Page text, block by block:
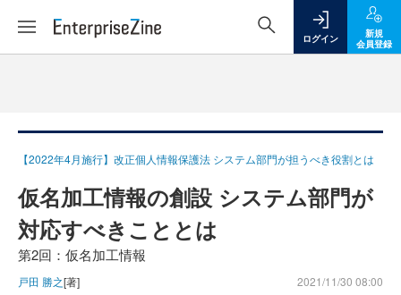
ログイン
新規
会員登録
【2022年4月施行】改正個人情報保護法 システム部門が担うべき役割とは
仮名加工情報の創設 システム部門が
対応すべきこととは
第2回：仮名加工情報
戸田 勝之[著] 2021/11/30 08:00